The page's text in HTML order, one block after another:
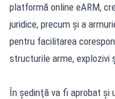
platformă online eARM,
juridice, precum şi a
pentru facilitarea
structurile arme, explozivi
În şedinţă va fi aprobat şi